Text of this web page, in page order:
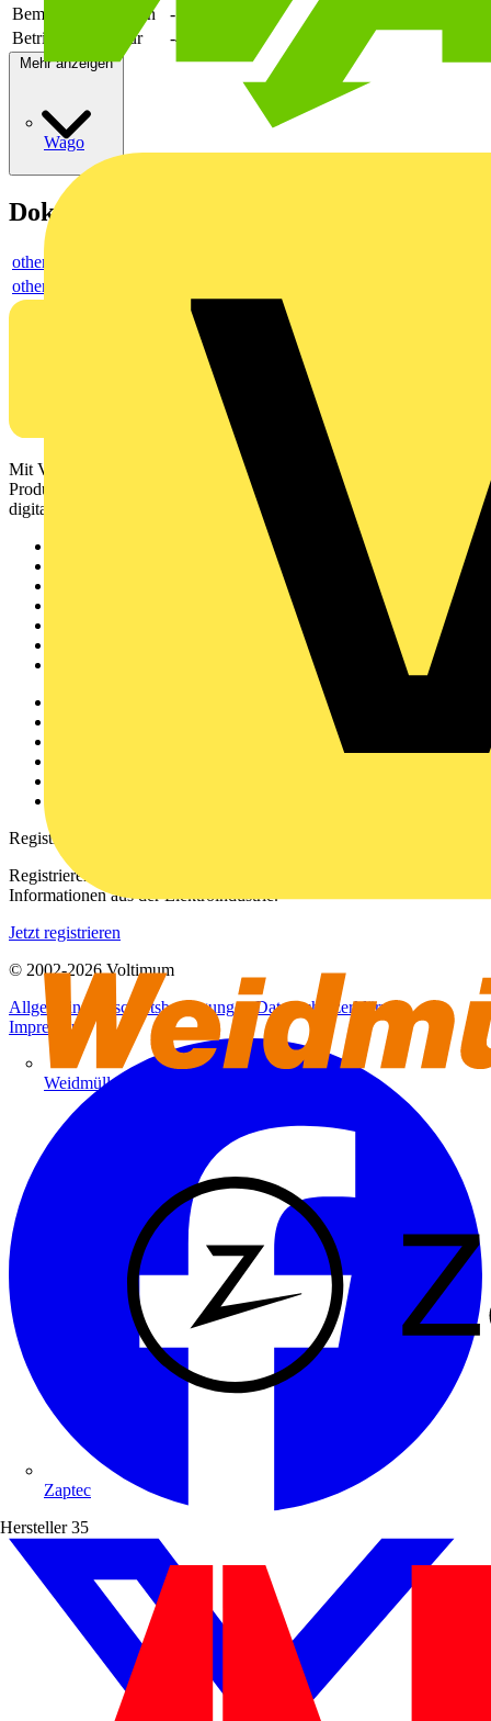
Wago
Weidmüller
Zaptec
Hersteller 35
Bemessungsstrom In
-
Betriebstemperatur
-40 - 105
Mehr anzeigen
Dokumente
others
others
Mit Voltimum erhalten Elektrofachkräfte Zugang zu Branchennews,
Produktinformationen, Schulungen und Tools – alles auf einer
digitalen Plattform und Community.
Registrierung
Registrieren Sie sich kostenlos und erhalten Sie stets aktuelle
Informationen aus der Elektroindustrie.
Jetzt registrieren
© 2002-2026Voltimum
Allgemeine GeschäftsbedingungenDatenschutzerklärung
Impressum